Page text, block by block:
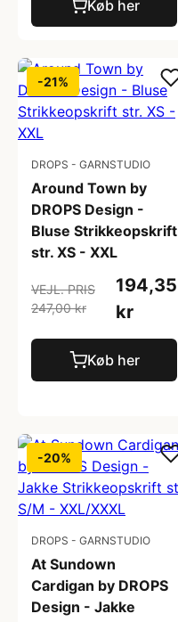
Køb her
-21%
DROPS - GARNSTUDIO
Around Town by
DROPS Design -
Bluse Strikkeopskrift
str. XS - XXL
VEJL. PRIS
247,00 kr
194,35
kr
Køb her
-20%
DROPS - GARNSTUDIO
At Sundown
Cardigan by DROPS
Design - Jakke